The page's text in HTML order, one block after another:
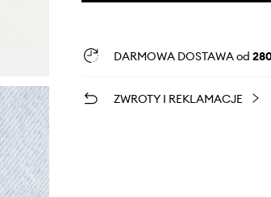
DARMOWA DOSTAWA od
ZWROTY I REKLAMACJE